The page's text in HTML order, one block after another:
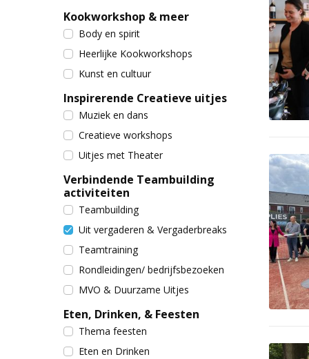
Kookworkshop & meer
Body en spirit
Heerlijke Kookworkshops
Kunst en cultuur
Inspirerende Creatieve uitjes
Muziek en dans
Creatieve workshops
Uitjes met Theater
Verbindende Teambuilding
activiteiten
Teambuilding
Uit vergaderen & Vergaderbreaks
Teamtraining
Rondleidingen/ bedrijfsbezoeken
MVO & Duurzame Uitjes
Eten, Drinken, & Feesten
Thema feesten
Eten en Drinken